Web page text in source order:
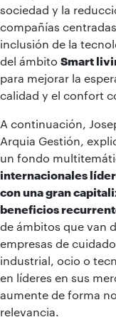
sociedad y la
compañías
inclusión de la
del ámbito Smart
para mejorar la
calidad y el confort
A continuación,
Arquia Gestión,
un fondo
internacionales
con una gran
beneficios
de ámbitos que van
empresas de
industrial, ocio o
en líderes en sus
aumente de forma
relevancia.